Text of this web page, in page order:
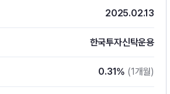
2025.02.13
한국투자신탁운용
0.31% (1개월)